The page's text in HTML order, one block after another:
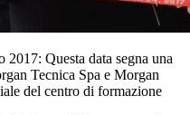
Questa data segna una
Tecnica Spa e Morgan
del centro di formazione